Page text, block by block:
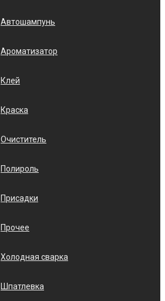
Автошампунь
Ароматизатор
Клей
Краска
Очиститель
Полироль
Присадки
Прочее
Холодная сварка
Шпатлевка